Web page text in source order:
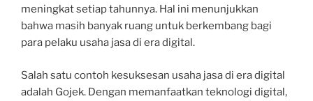
meningkat setiap tahunnya. Hal ini menunjukkan
bahwa masih banyak ruang untuk berkembang bagi
para pelaku usaha jasa di era digital.
Salah satu contoh kesuksesan usaha jasa di era digital
adalah Gojek. Dengan memanfaatkan teknologi digital,